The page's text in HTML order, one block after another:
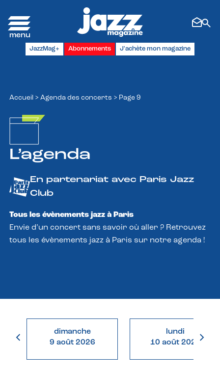
JazzMag+ Abonnements J'achète mon magazine
Accueil > Agenda des concerts > Page 9
L’agenda
En partenariat avec Paris Jazz
Club
Tous les évènements jazz à Paris
Envie d’un concert sans savoir où aller ? Retrouvez
tous les évènements jazz à Paris sur notre agenda !
dimanche
9 août 2026
lundi
10 août 2026